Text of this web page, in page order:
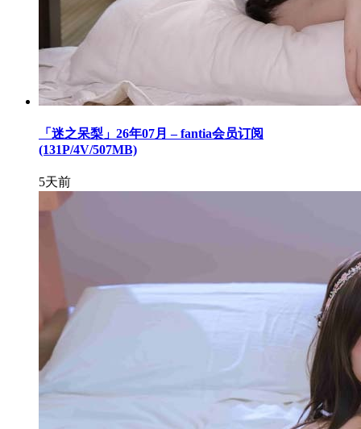
「迷之呆梨」26年07月 – fantia会员订阅
(131P/4V/507MB)
5天前